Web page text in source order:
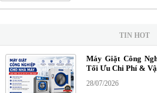
TIN HOT
Máy Giặt Công
Tối Ưu Chi Phí &
28/07/2026